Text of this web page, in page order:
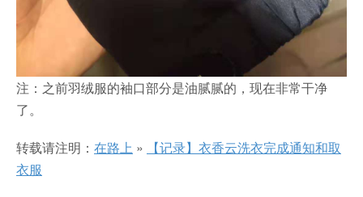
注：之前羽绒服的袖口部分是油腻腻的，现在非常干净
了。
转载请注明： 在路上 »
【记录】衣香云洗衣完成通知和取
衣服